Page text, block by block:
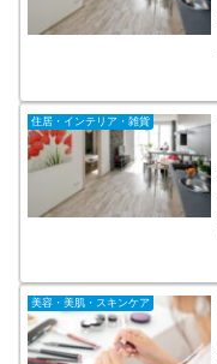
住居・インテリア・雑貨
美容・美肌・スキンケア